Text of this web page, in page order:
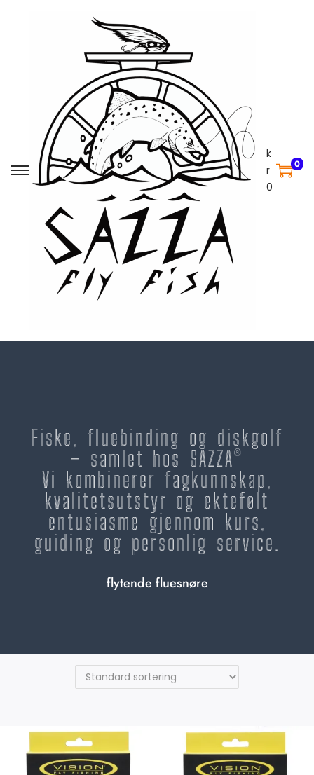
k
r
0
0
Fiske, fluebinding og diskgolf
– samlet hos SAZZA®
Vi kombinerer fagkunnskap,
kvalitetsutstyr og ektefølt
entusiasme gjennom kurs,
guiding og personlig service.
flytende fluesnøre